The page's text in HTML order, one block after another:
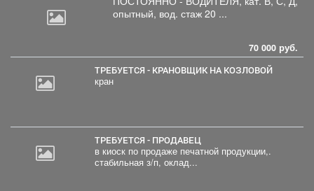
опытный, вод. стаж 20 ...
70 000 руб.
ТРЕБУЕТСЯ - КРАНОВЩИК НА КОЗЛОВОЙ
кран
ТРЕБУЕТСЯ - ПРОДАВЕЦ
в киоск по продаже печатной продукции,.
стабильная з/п, оклад...